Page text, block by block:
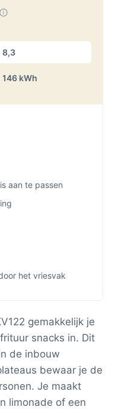
8,3
146 kWh
aan te passen
het vriesvak
gemakkelijk je
snacks in. Dit
de inbouw
bewaar je de
Je maakt
limonade of een